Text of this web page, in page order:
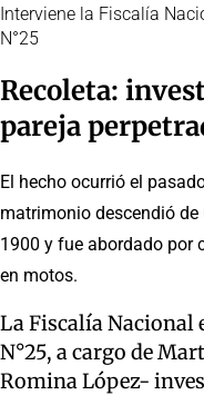
Interviene la Fiscalía
N°25
Recoleta:
pareja
El hecho ocurrió el
matrimonio descendió
1900 y fue abordado por
en motos.
La Fiscalía Nacional
N°25, a cargo de
Romina López-